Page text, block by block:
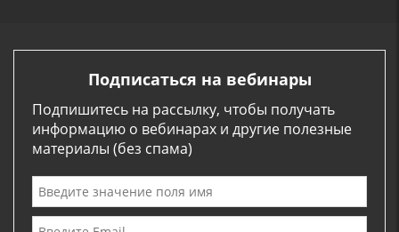
Подписаться на вебинары
Подпишитесь на рассылку, чтобы получать
информацию о вебинарах и другие полезные
материалы (без спама)